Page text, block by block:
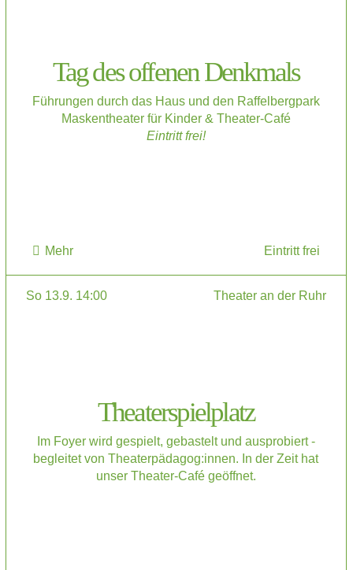
Tag des offenen Denkmals
Führungen durch das Haus und den Raffelbergpark
Maskentheater für Kinder & Theater-Café
Eintritt frei!
Mehr Eintritt frei
So 13.9. 14:00 Theater an der Ruhr
Theaterspielplatz
Im Foyer wird gespielt, gebastelt und ausprobiert -
begleitet von Theaterpädagog:innen. In der Zeit hat
unser Theater-Café geöffnet.